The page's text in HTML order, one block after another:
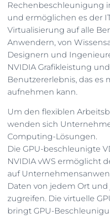
Rechenbeschleunigung
und ermöglichen es der
Virtualisierung auf alle
Anwendern, von
Designern und
NVIDIA Grafikleistung
Benutzererlebnis, das es
aufnehmen kann.
Um den flexiblen
wenden sich
Computing-Lösungen.
Die GPU-beschleunigte
NVIDIA vWS ermöglicht
auf
Daten von jedem Ort und
zugreifen. Die virtuelle
bringt GPU-